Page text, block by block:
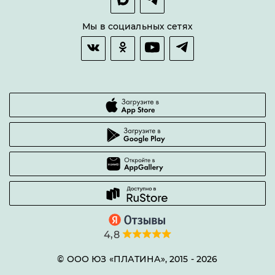
Гарантии качества
Часто задаваемые вопросы
Мы в социальных сетях
4,8
© ООО ЮЗ «ПЛАТИНА», 2015 - 2026